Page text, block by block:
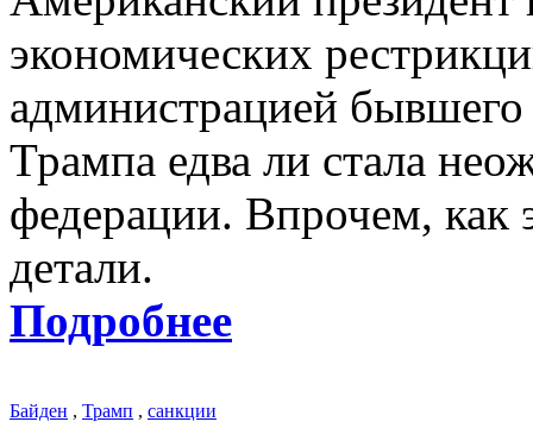
экономических
администрацией
Трампа едва ли стала
федерации. Впрочем, как
детали.
Подробнее
Байден , Трамп , санкции